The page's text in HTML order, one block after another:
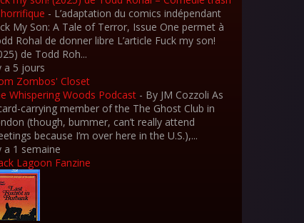
- L’adaptation du comics indépendant
My Son: A Tale of Terror, Issue One permet à
Rohal de donner libre L’article Fuck my son!
de Todd Roh...
a 5 jours
Zombos' Closet
Whispering Woods Podcast - By JM Cozzoli As
carrying member of the The Ghost Club in
(though, bummer, can’t really attend
because I’m over here in the U.S.),...
a 1 semaine
Lagoon Fanzine